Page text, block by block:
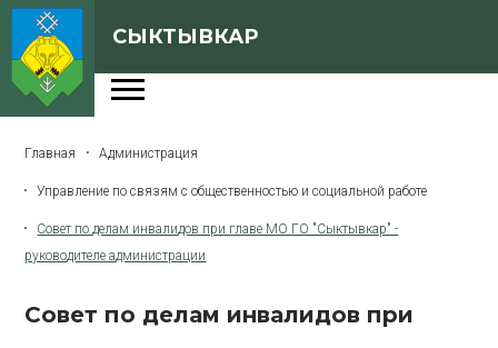
СЫКТЫВКАР
О Сыктывкаре
Главная Администрация
Управление по связям с общественностью и социальной работе
Совет по делам инвалидов при главе МО ГО "Сыктывкар" -
руководителе администрации
Совет по делам инвалидов при